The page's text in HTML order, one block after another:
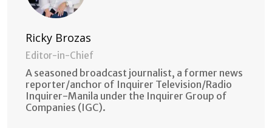
Ricky Brozas
Editor-in-Chief
A seasoned broadcast journalist, a former news
reporter/anchor of Inquirer Television/Radio
Inquirer-Manila under the Inquirer Group of
Companies (IGC).